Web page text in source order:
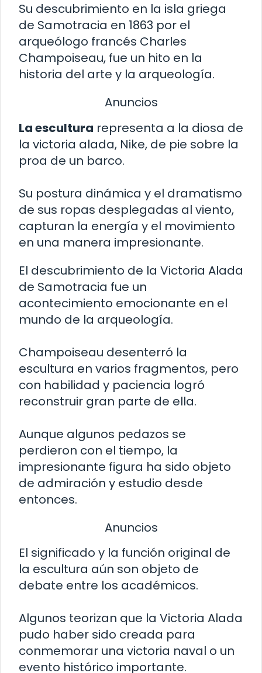
Su descubrimiento en la isla griega
de Samotracia en 1863 por el
arqueólogo francés Charles
Champoiseau, fue un hito en la
historia del arte y la arqueología.
Anuncios
La escultura representa a la diosa de
la victoria alada, Nike, de pie sobre la
proa de un barco.
Su postura dinámica y el dramatismo
de sus ropas desplegadas al viento,
capturan la energía y el movimiento
en una manera impresionante.
El descubrimiento de la Victoria Alada
de Samotracia fue un
acontecimiento emocionante en el
mundo de la arqueología.
Champoiseau desenterró la
escultura en varios fragmentos, pero
con habilidad y paciencia logró
reconstruir gran parte de ella.
Aunque algunos pedazos se
perdieron con el tiempo, la
impresionante figura ha sido objeto
de admiración y estudio desde
entonces.
Anuncios
El significado y la función original de
la escultura aún son objeto de
debate entre los académicos.
Algunos teorizan que la Victoria Alada
pudo haber sido creada para
conmemorar una victoria naval o un
evento histórico importante.